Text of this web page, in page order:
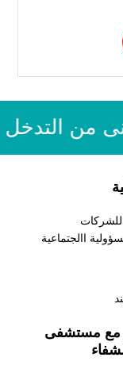
من
االجتماعية
مع مستشفى